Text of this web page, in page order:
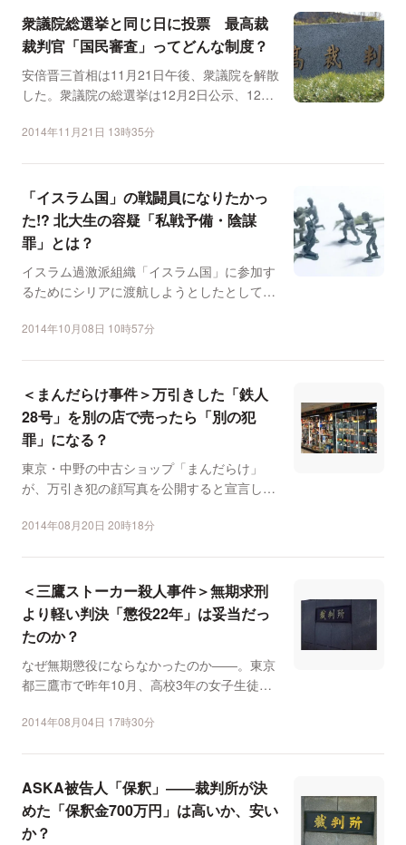
衆議院総選挙と同じ日に投票 最高裁
裁判官「国民審査」ってどんな制度？
安倍晋三首相は11月21日午後、衆議院を解散
した。衆議院の総選挙は12月2日公示、12月
2014年11月21日 13時35分
「イスラム国」の戦闘員になりたかっ
た!? 北大生の容疑「私戦予備・陰謀
罪」とは？
イスラム過激派組織「イスラム国」に参加す
るためにシリアに渡航しようとしたとして、
2014年10月08日 10時57分
＜まんだらけ事件＞万引きした「鉄人
28号」を別の店で売ったら「別の犯
罪」になる？
東京・中野の中古ショップ「まんだらけ」
が、万引き犯の顔写真を公開すると宣言し、
2014年08月20日 20時18分
＜三鷹ストーカー殺人事件＞無期求刑
より軽い判決「懲役22年」は妥当だっ
たのか？
なぜ無期懲役にならなかったのか――。東京
都三鷹市で昨年10月、高校3年の女子生徒を
2014年08月04日 17時30分
ASKA被告人「保釈」――裁判所が決
めた「保釈金700万円」は高いか、安い
か？